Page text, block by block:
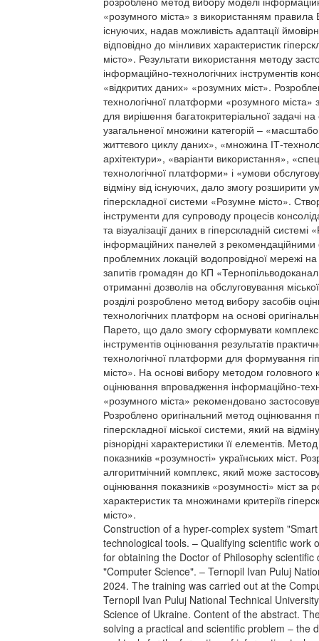
«розумного міста» з використанням правила
існуючих, надав можливість адаптації
відповідно до мінливих характеристик
місто». Результати використання методу
інформаційно-технологічних інструментів
«відкритих даних» «розумних міст».
технологічної платформи «розумного
для вирішення багатокритеріальної задачі на
узагальненої множини категорій –
життєвого циклу даних», «множина ІТ-
архітектури», «варіанти використання»,
технологічної платформи» і «умови
відміну від існуючих, дало змогу розширити
гіперскладної системи «Розумне місто».
інструменти для супроводу процесів
та візуалізації даних в гіперскладній
інформаційних панелей з
проблемних локацій водопровідної мережі
запитів громадян до КП
отриманні дозволів на обслуговування
розділі розроблено метод вибору засобів
технологічних платформ на основі
Парето, що дало змогу сформувати
інструментів оцінювання результатів
технологічної платформи для формування
місто». На основі вибору методом
оцінювання впровадження інформаційно-
«розумного міста» рекомендовано
Розроблено оригінальний метод оцінювання
гіперскладної міської системи, який на
різнорідні характеристики її елементів.
показників «розумності» українських міст.
алгоритмічний комплекс, який може
оцінювання показників «розумності» міст
характеристик та множинами критеріїв
місто».
Construction of a hyper-complex system
technological tools. – Qualifying scientific work
for obtaining the Doctor of Philosophy
"Computer Science". – Ternopil Ivan Puluj
2024. The training was carried out at the
Ternopil Ivan Puluj National Technical
Science of Ukraine. Content of the abstract.
solving a practical and scientific problem – the